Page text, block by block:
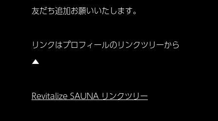
友だち追加お願いいたします。
リンクはプロフィールのリンクツリーから
▲
Revitalize SAUNA リンクツリー